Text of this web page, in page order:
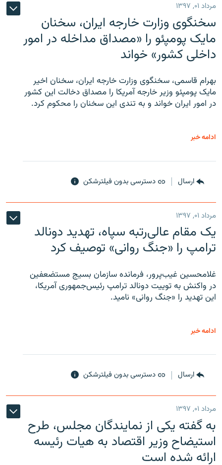
مرداد ۰۱, ۱۳۹۷
سخنگوی وزارت خارجه ایران، سخنان
مایک پومپئو را «مصداق مداخله در امور
داخلی کشور» خواند
بهرام قاسمی، سخنگوی وزارت خارجه ایران، سخنان اخیر
مایک پومپئو وزیر خارجه آمریکا را مصداق دخالت این کشور
در امور ایران خواند و به تندی این سخنان را محکوم کرد.
ادامه خبر
ارسال دسترسی بدون فیلترشکن
مرداد ۰۱, ۱۳۹۷
یک مقام عالی‌رتبه سپاه، تهدید دونالد
ترامپ را «جنگ روانی» توصیف کرد
غلامحسین غیب‌پرور، فرمانده سازمان بسیج مستضعفین
در واکنش به توییت دونالد ترامپ رئیس‌جمهوری آمریکا،
این تهدید را «جنگ روانی» نامید.
ادامه خبر
ارسال دسترسی بدون فیلترشکن
مرداد ۰۱, ۱۳۹۷
به گفته یکی از نمایندگان مجلس، طرح
استیضاح وزیر اقتصاد به هیات رئیسه
ارائه شده است